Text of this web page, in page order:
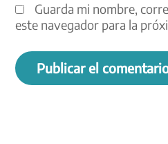
Guarda mi nombre,
este navegador para la